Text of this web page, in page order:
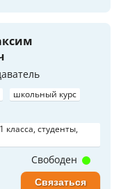
школьный курс
студенты,
Свободен
Связаться